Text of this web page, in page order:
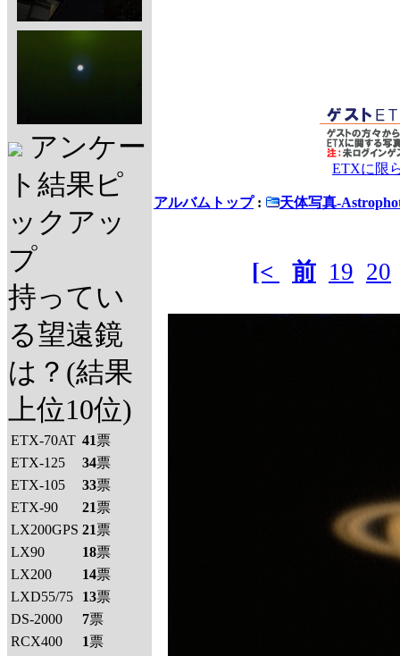
アンケー
ト結果ピ
ックアッ
プ
持ってい
る望遠鏡
は？(結果
上位10位)
ETX-70AT 41票
ETX-125
34票
ETX-105
33票
ETX-90
21票
LX200GPS 21票
LX90
18票
LX200
14票
LXD55/75
13票
DS-2000
7票
RCX400
1票
ETXに限
アルバムトップ: 天体写真-
[< 前 19 20